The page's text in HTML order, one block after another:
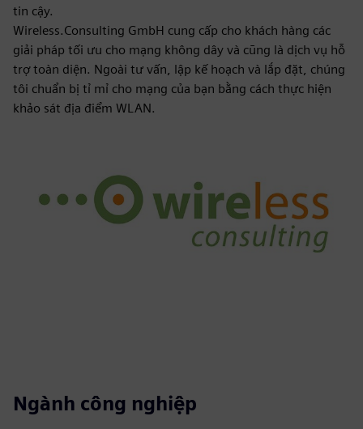
tin cậy.
Wireless.Consulting GmbH cung cấp cho khách hàng các
giải pháp tối ưu cho mạng không dây và cũng là dịch vụ hỗ
trợ toàn diện. Ngoài tư vấn, lập kế hoạch và lắp đặt, chúng
tôi chuẩn bị tỉ mỉ cho mạng của bạn bằng cách thực hiện
khảo sát địa điểm WLAN.
Ngành công nghiệp